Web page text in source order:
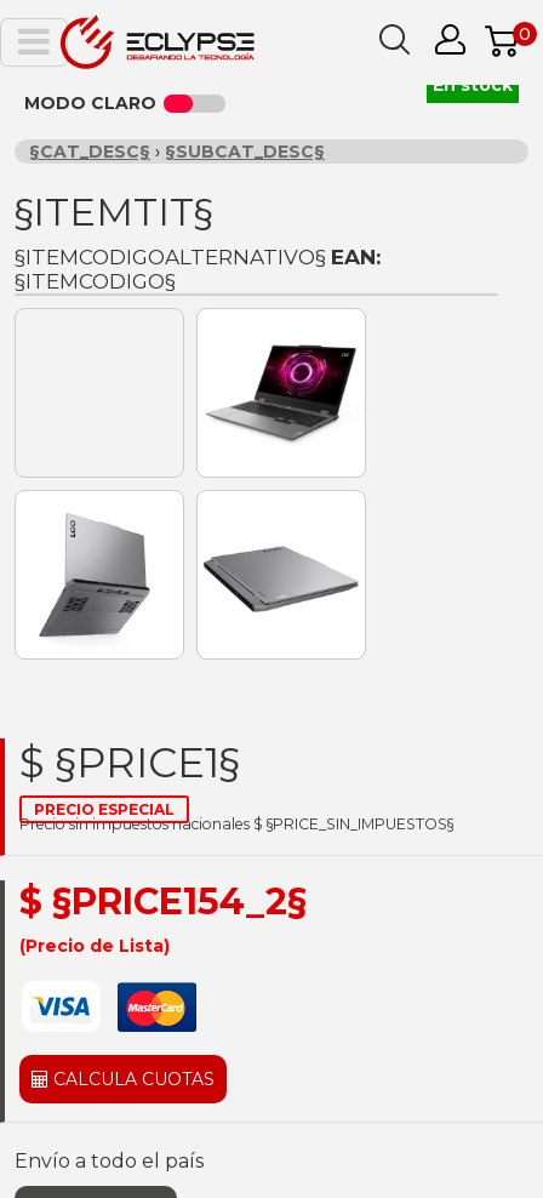
0
MODO CLARO
§CAT_DESC§ › §SUBCAT_DESC§
§ITEMTIT§
§ITEMCODIGOALTERNATIVO§ EAN:
§ITEMCODIGO§
$ §PRICE1§
PRECIO ESPECIAL
Precio sin impuestos nacionales $ §PRICE_SIN_IMPUESTOS§
$ §PRICE154_2§
(Precio de Lista)
CALCULA CUOTAS
Envío a todo el país
En stock